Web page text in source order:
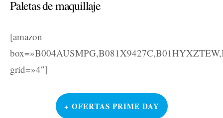
Paletas de maquillaje
[amazon
grid=»4″]
+ OFERTAS PRIME DAY